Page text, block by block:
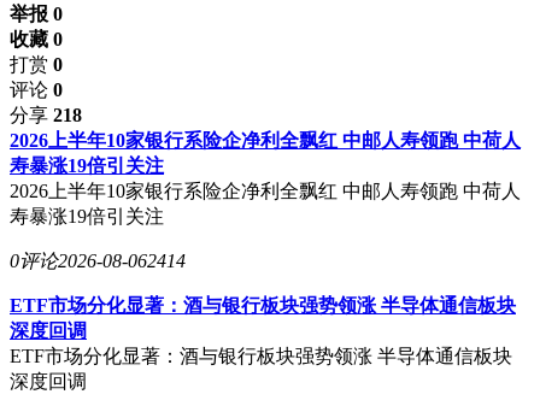
举报 0
收藏 0
打赏 0
评论 0
分享 218
2026上半年10家银行系险企净利全飘红 中邮人寿领跑 中荷人
寿暴涨19倍引关注
2026上半年10家银行系险企净利全飘红 中邮人寿领跑 中荷人
寿暴涨19倍引关注
0评论2026-08-062414
ETF市场分化显著：酒与银行板块强势领涨 半导体通信板块
深度回调
ETF市场分化显著：酒与银行板块强势领涨 半导体通信板块
深度回调